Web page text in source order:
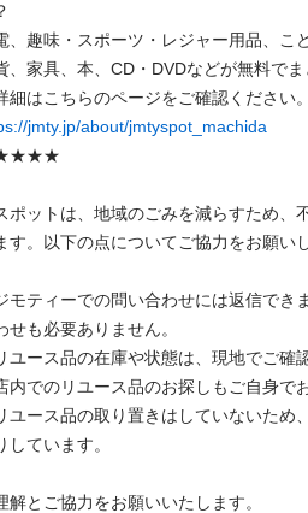
、趣味・スポーツ・レジャー用品、こ
、家具、本、CD・DVDなどが無料で
jmty.jp/about/jmtyspot_machida
ポットは、地域のごみを減らすため、
す。以下の点についてご協力をお願い
モティーでの問い合わせには返信でき
せも必要ありません。
ユース品の在庫や状態は、現地でご確
内でのリユース品のお探しもご自身で
ユース品の取り置きはしていないため
しています。
解とご協力をお願いいたします。